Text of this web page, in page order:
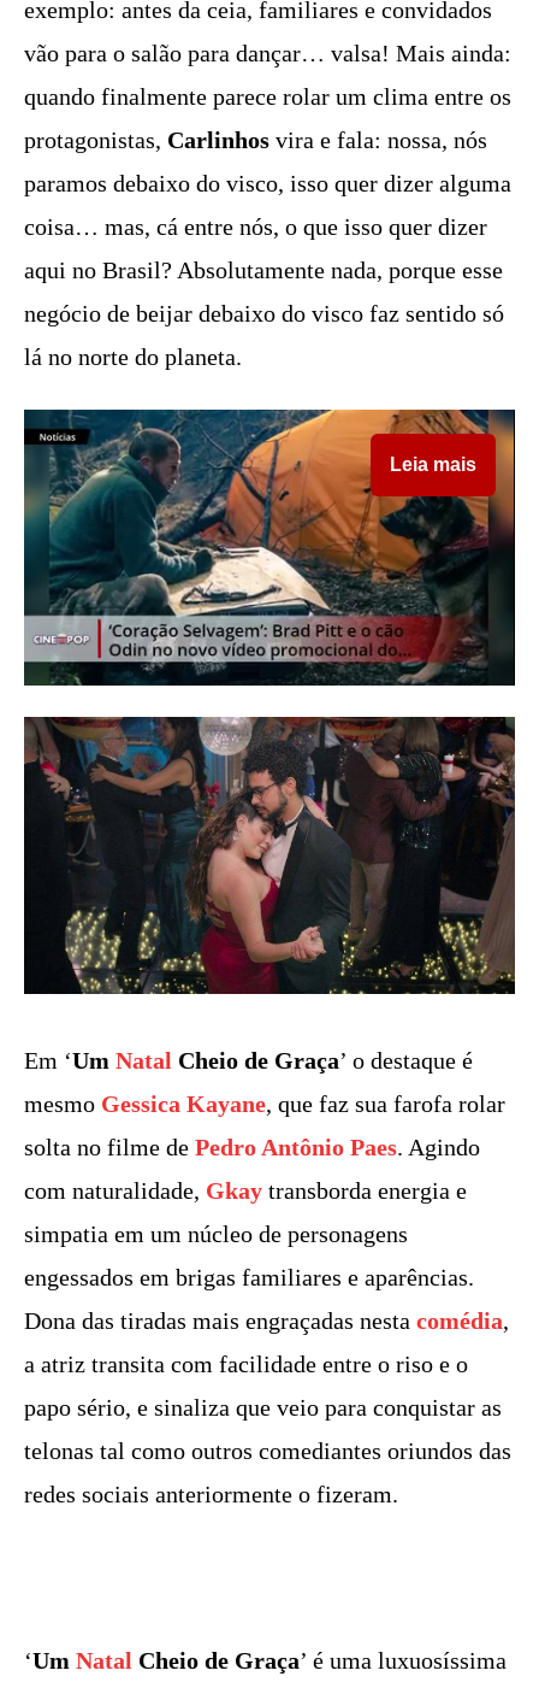
exemplo: antes da ceia, familiares e convidados
vão para o salão para dançar… valsa! Mais ainda:
quando finalmente parece rolar um clima entre os
protagonistas, Carlinhos vira e fala: nossa, nós
paramos debaixo do visco, isso quer dizer alguma
coisa… mas, cá entre nós, o que isso quer dizer
aqui no Brasil? Absolutamente nada, porque esse
negócio de beijar debaixo do visco faz sentido só
lá no norte do planeta.
Leia mais
Em ‘Um Natal Cheio de Graça’ o destaque é
mesmo Gessica Kayane, que faz sua farofa rolar
solta no filme de Pedro Antônio Paes. Agindo
com naturalidade, Gkay transborda energia e
simpatia em um núcleo de personagens
engessados em brigas familiares e aparências.
Dona das tiradas mais engraçadas nesta comédia,
a atriz transita com facilidade entre o riso e o
papo sério, e sinaliza que veio para conquistar as
telonas tal como outros comediantes oriundos das
redes sociais anteriormente o fizeram.
‘Um Natal Cheio de Graça’ é uma luxuosíssima